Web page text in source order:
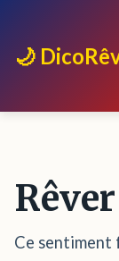
🌙
Ce sentiment